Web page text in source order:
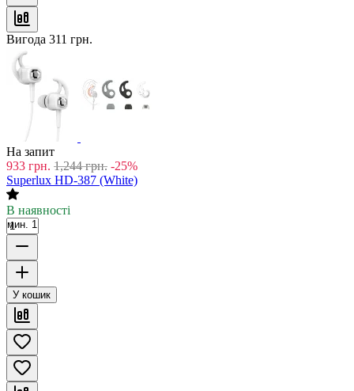
Вигода 311 грн.
На запит
933 грн. 1,244 грн. -25%
Superlux HD-387 (White)
В наявності
мин. 1
У кошик